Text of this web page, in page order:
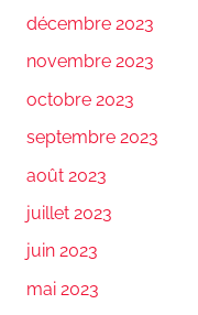
décembre 2023
novembre 2023
octobre 2023
septembre 2023
août 2023
juillet 2023
juin 2023
mai 2023